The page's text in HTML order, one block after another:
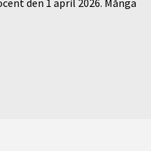
den 1 april 2026. Många